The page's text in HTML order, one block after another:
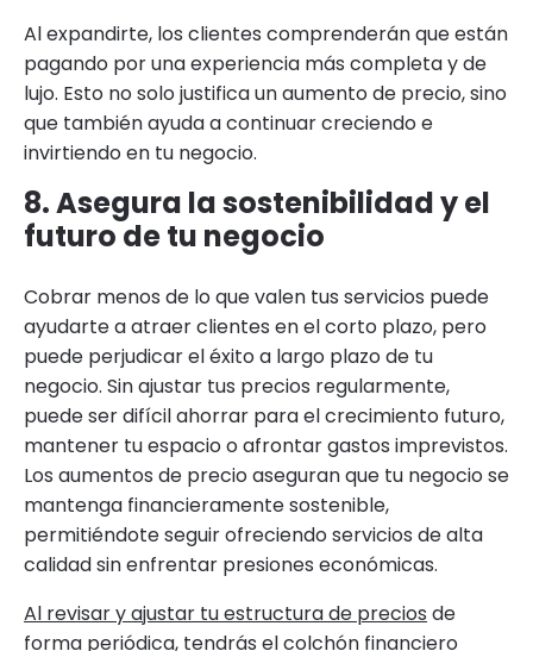
Al expandirte, los clientes comprenderán que están
pagando por una experiencia más completa y de
lujo. Esto no solo justifica un aumento de precio, sino
que también ayuda a continuar creciendo e
invirtiendo en tu negocio.
8. Asegura la sostenibilidad y el
futuro de tu negocio
Cobrar menos de lo que valen tus servicios puede
ayudarte a atraer clientes en el corto plazo, pero
puede perjudicar el éxito a largo plazo de tu
negocio. Sin ajustar tus precios regularmente,
puede ser difícil ahorrar para el crecimiento futuro,
mantener tu espacio o afrontar gastos imprevistos.
Los aumentos de precio aseguran que tu negocio se
mantenga financieramente sostenible,
permitiéndote seguir ofreciendo servicios de alta
calidad sin enfrentar presiones económicas.
Al revisar y ajustar tu estructura de precios de
forma periódica, tendrás el colchón financiero